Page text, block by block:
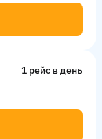
1 рейс в день